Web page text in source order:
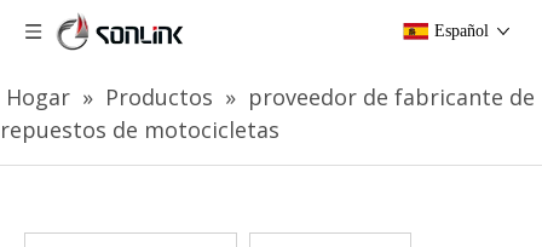
Español
Hogar » Productos » proveedor de fabricante de
repuestos de motocicletas